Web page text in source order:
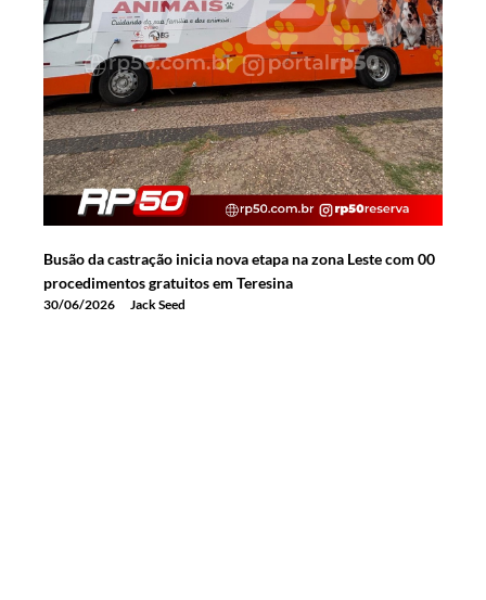
Busão da castração inicia nova etapa na zona Leste com 00
procedimentos gratuitos em Teresina
30/06/2026 Jack Seed